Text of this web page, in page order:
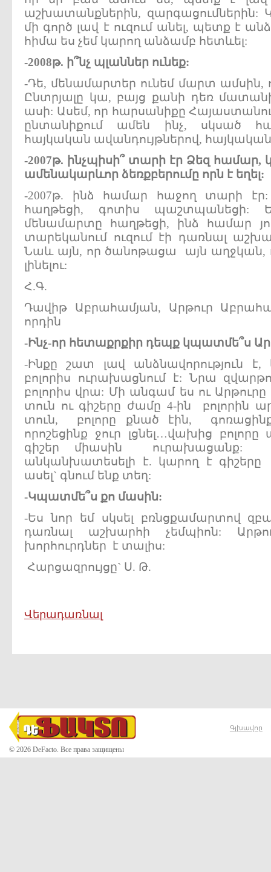
աշխատանքներին, զարգացումներին:
մի գործ լավ է ուզում անել, պետք է
հիմա ես չեմ կարող անձամբ հետևել:
-2008թ. ի՞նչ պլաններ ունեք:
-Դե, մենամարտեր ունեմ մարտ ամսին,
Ընտրյալը կա, բայց քանի դեռ մատանի
ասի: Ասեմ, որ հարսանիքը
ընտանիքում ամեն ինչ, սկսած
հայկական ավանդույթներով, հայկական
-2007թ. ինչպիսի՞ տարի էր Ձեզ համար,
ամենակարևոր ձեռքբերումը որն է եղել:
-2007թ. ինձ համար հաջող տարի էր:
հաղթեցի, գոտիս պաշտպանեցի:
մենամարտը հաղթեցի, ինձ համար
տարեկանում ուզում էի դառնալ
Նաև այն, որ ծանոթացա այն աղջկան,
լինելու:
Հ.Գ.
Դավիթ Աբրահամյան, Արթուր
որդին
-Ինչ-որ հետաքրքիր դեպք կպատմե՞ս
-Ինքը շատ լավ անձնավորություն
բոլորիս ուրախացնում է: Նրա
բոլորիս վրա: Մի անգամ ես ու
տուն ու գիշերը ժամը 4-ին բոլորին
տուն, բոլորը քնած էին,
որոշեցինք ջուր լցնել…վախից
գիշեր միասին ուրախացանք:
անկանխատեսելի է. կարող է գիշերը
ասել` գնում ենք տեղ:
-Կպատմե՞ս քո մասին:
-Ես նոր եմ սկսել բռնցքամարտով
դառնալ աշխարհի չեմպիոն:
խորհուրդներ է տալիս:
Հարցազրույցը` Ս. Թ.
Վերադառնալ
© 2026 DeFacto. Все права защищены
Գլխավոր